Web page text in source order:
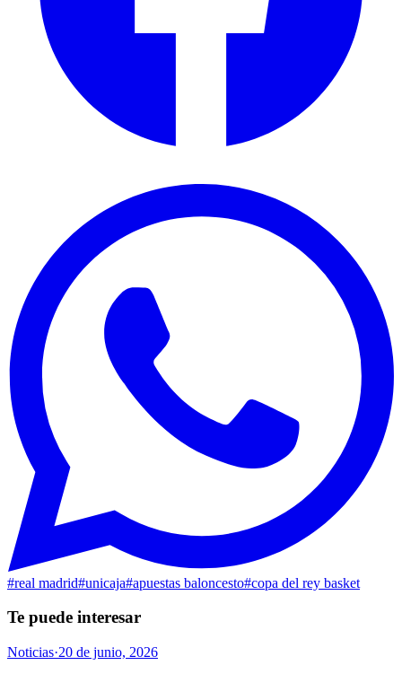
#real madrid#unicaja#apuestas baloncesto#copa del rey basket
Te puede interesar
Noticias·20 de junio, 2026